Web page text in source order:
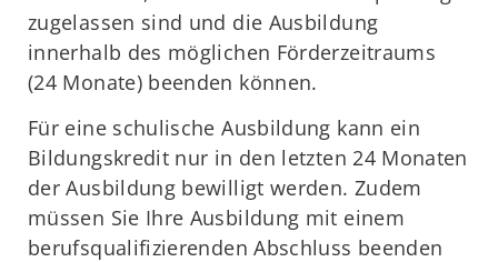
zugelassen sind und die Ausbildung
innerhalb des möglichen Förderzeitraums
(24 Monate) beenden können.
Für eine schulische Ausbildung kann ein
Bildungskredit nur in den letzten 24 Monaten
der Ausbildung bewilligt werden. Zudem
müssen Sie Ihre Ausbildung mit einem
berufsqualifizierenden Abschluss beenden